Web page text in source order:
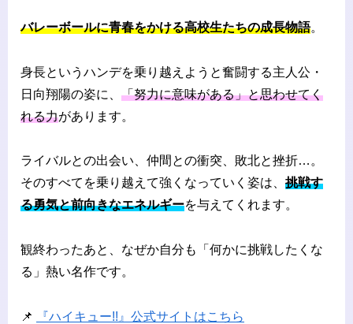
バレーボールに青春をかける高校生たちの成長物語。
身長というハンデを乗り越えようと奮闘する主人公・
日向翔陽の姿に、 「努力に意味がある」と思わせてく
れる力があります。
ライバルとの出会い、仲間との衝突、敗北と挫折…。
そのすべてを乗り越えて強くなっていく姿は、 挑戦す
る勇気と前向きなエネルギーを与えてくれます。
観終わったあと、なぜか自分も「何かに挑戦したくな
る」熱い名作です。
📌 『ハイキュー!!』公式サイトはこちら